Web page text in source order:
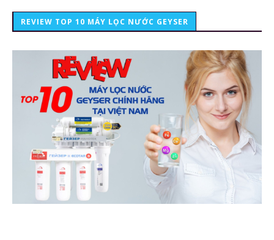
REVIEW TOP 10 MÁY LỌC NƯỚC GEYSER